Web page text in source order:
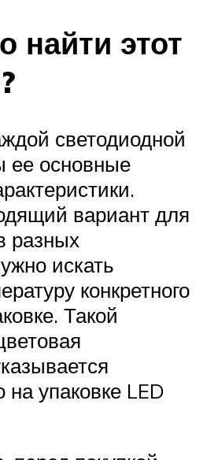
найти этот
светодиодной
ее основные
вариант для
разных
искать
конкретного
Такой
упаковке LED